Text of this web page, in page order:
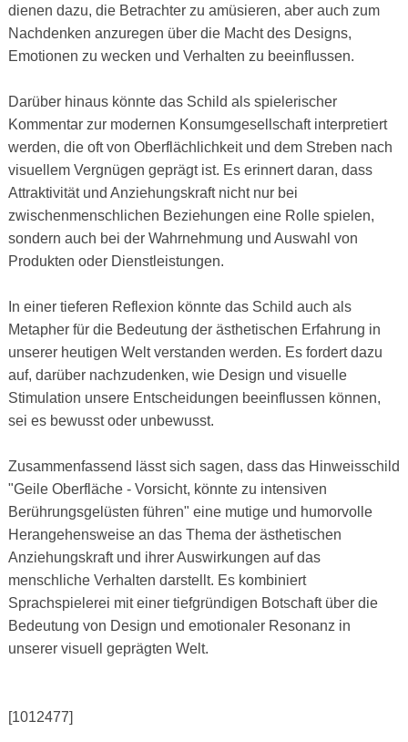
dienen dazu, die Betrachter zu amüsieren, aber auch zum
Nachdenken anzuregen über die Macht des Designs,
Emotionen zu wecken und Verhalten zu beeinflussen.
Darüber hinaus könnte das Schild als spielerischer
Kommentar zur modernen Konsumgesellschaft interpretiert
werden, die oft von Oberflächlichkeit und dem Streben nach
visuellem Vergnügen geprägt ist. Es erinnert daran, dass
Attraktivität und Anziehungskraft nicht nur bei
zwischenmenschlichen Beziehungen eine Rolle spielen,
sondern auch bei der Wahrnehmung und Auswahl von
Produkten oder Dienstleistungen.
In einer tieferen Reflexion könnte das Schild auch als
Metapher für die Bedeutung der ästhetischen Erfahrung in
unserer heutigen Welt verstanden werden. Es fordert dazu
auf, darüber nachzudenken, wie Design und visuelle
Stimulation unsere Entscheidungen beeinflussen können,
sei es bewusst oder unbewusst.
Zusammenfassend lässt sich sagen, dass das Hinweisschild
"Geile Oberfläche - Vorsicht, könnte zu intensiven
Berührungsgelüsten führen" eine mutige und humorvolle
Herangehensweise an das Thema der ästhetischen
Anziehungskraft und ihrer Auswirkungen auf das
menschliche Verhalten darstellt. Es kombiniert
Sprachspielerei mit einer tiefgründigen Botschaft über die
Bedeutung von Design und emotionaler Resonanz in
unserer visuell geprägten Welt.
[1012477]